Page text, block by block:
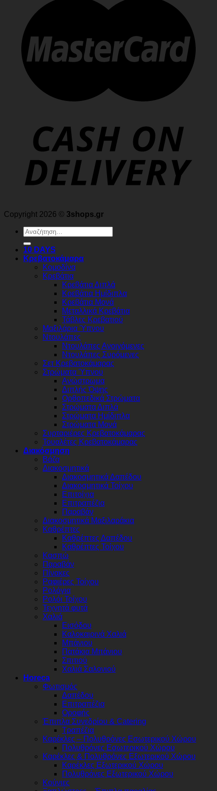
Copyright 2026 © 3shops.gr
Αναζήτηση
για:
10 DAYS
Κρεβατοκάμαρα
Κομοδίνα
Κρεβάτια
Κρεβάτια Διπλά
Κρεβάτια Ημίδιπλα
Κρεβάτια Μονά
Μεταλλικά Κρεβάτια
Τάβλες Κρεβατιού
Μαξιλάρια Ύπνου
Ντουλάπες
Ντουλάπες Ανοιγόμενες
Ντουλάπες Συρόμενες
Σετ Κρεβατοκάμαρας
Στρώματα Ύπνου
Ανώστρωμα
Διπλής Όψης
Ορθοπεδικά Στρώματα
Στρώματα Διπλά
Στρώματα Ημίδιπλα
Στρώματα Μονά
Συρταριέρες Κρεβατοκάμαρας
Τουαλέτες Κρεβατοκάμαρας
Διακόσμηση
Βάζα
Διακοσμητικά
Διακοσμητικά Δαπέδου
Διακοσμητικά Τοίχου
Επιτοίχια
Επιτραπέζια
Παραβάν
Διακοσμητικά Μαξιλαράκια
Καθρέπτες
Καθρέπτες Δαπέδου
Καθρέπτες Τοίχου
Κασπώ
Παραβάν
Πίνακες
Ραφιέρες Τοίχου
Ρολόγια
Ρολόι Τοίχου
Τεχνητά φυτά
Χαλιά
Εισόδου
Καλοκαιρινά Χαλιά
Μπάνιου
Πατάκια Μπάνιου
Σπιτιού
Χαλιά Σαλονιού
Horeca
Φωτισμός
Δαπέδου
Επιτραπέζια
Οροφής
Έπιπλα Συνεδρίου & Catering
Τραπέζια
Καρέκλες – Πολυθρόνες Εσωτερικού Χώρου
Πολυθρόνες Εσωτερικού Χώρου
Καρέκλες & Πολυθρόνες Εξωτερικού Χώρου
Καρέκλες Εξωτερικού Χώρου
Πολυθρόνες Εξωτερικού Χώρου
Κούνιες